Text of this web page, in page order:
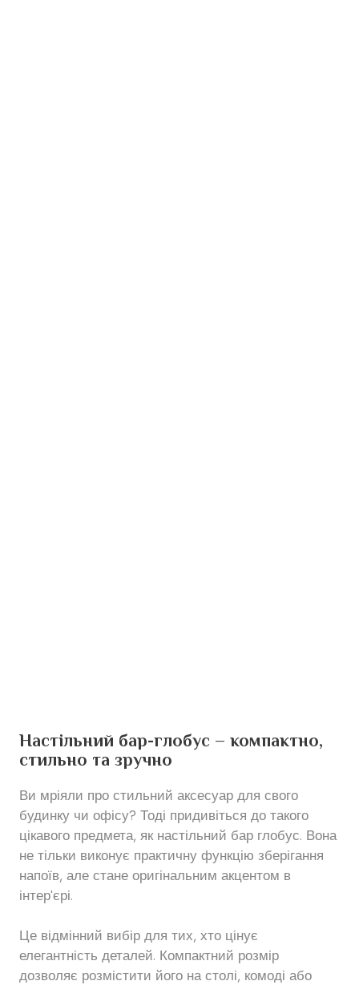
Настільний бар-глобус – компактно,
стильно та зручно
Ви мріяли про стильний аксесуар для свого
будинку чи офісу? Тоді придивіться до такого
цікавого предмета, як настільний бар глобус. Вона
не тільки виконує практичну функцію зберігання
напоїв, але стане оригінальним акцентом в
інтер'єрі.
Це відмінний вибір для тих, хто цінує
елегантність деталей. Компактний розмір
дозволяє розмістити його на столі, комоді або